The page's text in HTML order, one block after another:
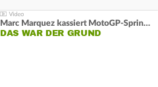
Marc Marquez kassiert MotoGP-Sprint-Schlappe:
DAS WAR DER GRUND